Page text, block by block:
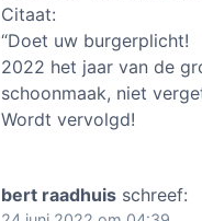
Citaat:
“Doet uw burgerplicht!
2022 het jaar van de
schoonmaak, niet
Wordt vervolgd!
bert raadhuis schreef: